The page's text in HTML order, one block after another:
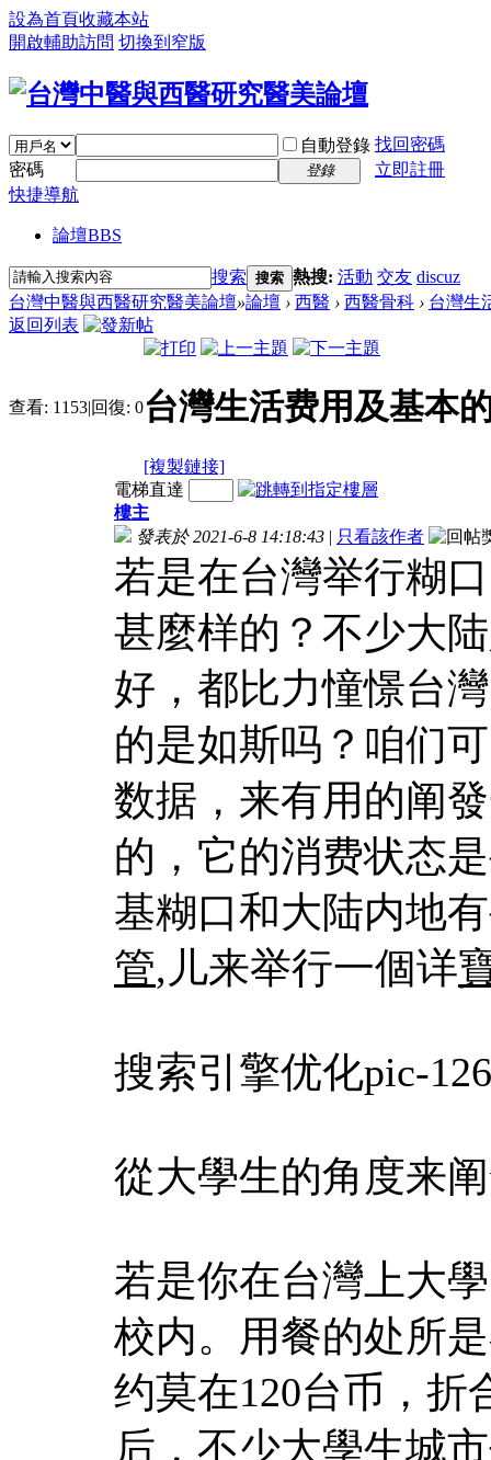
設為首頁收藏本站
開啟輔助訪問 切換到窄版
自動登錄 找回密碼
密碼
登錄
立即註冊
快捷導航
論壇BBS
搜索 搜索 熱搜: 活動 交友 discuz
台灣中醫與西醫研究醫美論壇»論壇 › 西醫 › 西醫骨科 › 台灣生
返回列表
查看: 1153|回復: 0台灣生活费用及基本
[複製鏈接]
電梯直達
樓主
發表於 2021-6-8 14:18:43 | 只看該作者
若是在台灣举行糊
甚麼样的？不少大
好，都比力憧憬台
的是如斯吗？咱们
数据，来有用的阐
的，它的消费状态
基糊口和大陆内地
管,儿来举行一個详
搜索引擎优化pic-
從大學生的角度来
若是你在台灣上大
校内。用餐的处所
约莫在120台币，折
后，不少大學生城